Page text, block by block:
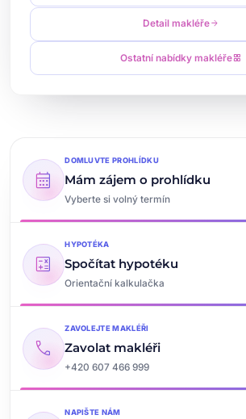
Detail makléřearrow_forward
Ostatní nabídky makléřegrid_view
calendar_month
DOMLUVTE PROHLÍDKU
Mám zájem o prohlídku
Vyberte si volný termín
calculate
HYPOTÉKA
Spočítat hypotéku
Orientační kalkulačka
call
ZAVOLEJTE MAKLÉŘI
Zavolat makléři
+420 607 466 999
NAPIŠTE NÁM